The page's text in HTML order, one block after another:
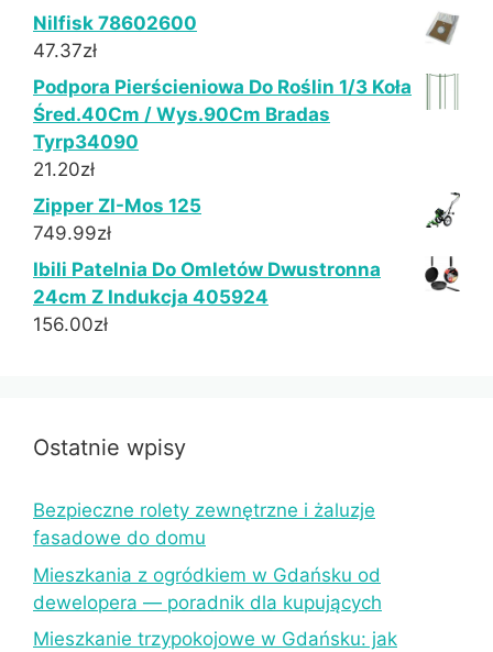
Nilfisk 78602600
47.37zł
Podpora Pierścieniowa Do Roślin 1/3 Koła
Śred.40Cm / Wys.90Cm Bradas
Tyrp34090
21.20zł
Zipper ZI-Mos 125
749.99zł
Ibili Patelnia Do Omletów Dwustronna
24cm Z Indukcja 405924
156.00zł
Ostatnie wpisy
Bezpieczne rolety zewnętrzne i żaluzje
fasadowe do domu
Mieszkania z ogródkiem w Gdańsku od
dewelopera — poradnik dla kupujących
Mieszkanie trzypokojowe w Gdańsku: jak